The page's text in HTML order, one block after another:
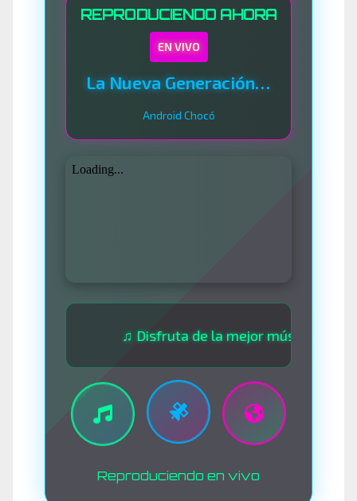
REPRODUCIENDO AHORA
EN VIVO
La Nueva Generación Del Sistema
Android Chocó
♫ Disfruta de la mejor música las 24
Reproduciendo en vivo